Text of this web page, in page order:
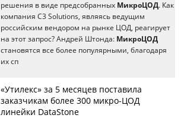
решения в виде предсобранных МикроЦОД. Как
компания C3 Solutions, являясь ведущим
российским вендором на рынке ЦОД, реагирует
на этот запрос? Андрей Штонда: МикроЦОД
становятся все более популярными, благодаря
их сп
«Утилекс» за 5 месяцев поставила
заказчикам более 300 микро-ЦОД
линейки DataStone